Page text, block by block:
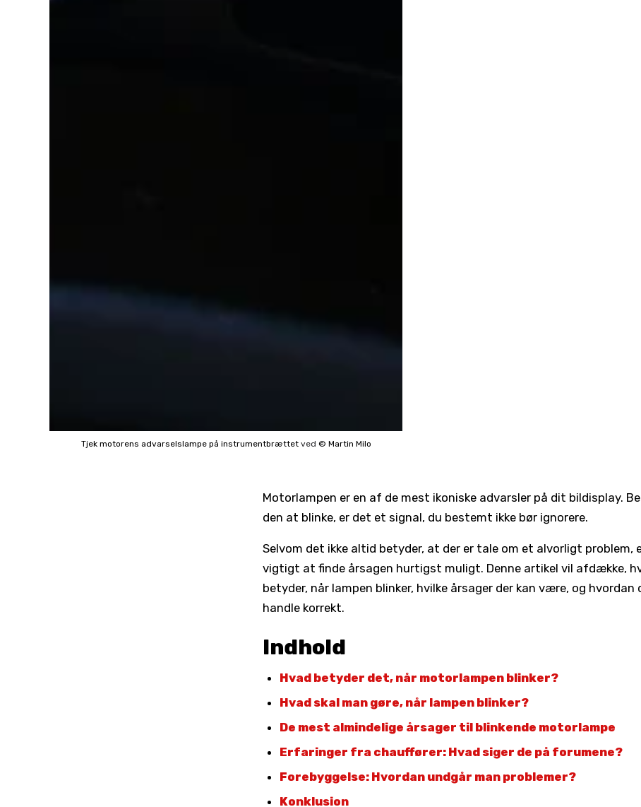
Tjek motorens advarselslampe på instrumentbrættet ved © Martin Milo
Motorlampen er en af de mest ikoniske advarsler på dit bildisplay.
den at blinke, er det et signal, du bestemt ikke bør ignorere.
Selvom det ikke altid betyder, at der er tale om et alvorligt problem,
vigtigt at finde årsagen hurtigst muligt. Denne artikel vil afdække,
betyder, når lampen blinker, hvilke årsager der kan være, og hvordan
handle korrekt.
Indhold
Hvad betyder det, når motorlampen blinker?
Hvad skal man gøre, når lampen blinker?
De mest almindelige årsager til blinkende motorlampe
Erfaringer fra chauffører: Hvad siger de på forumene?
Forebyggelse: Hvordan undgår man problemer?
Konklusion